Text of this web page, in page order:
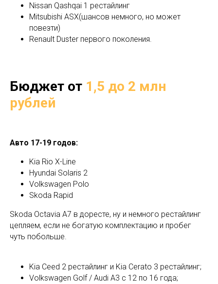
Nissan Qashqai 1 рестайлинг
Mitsubishi ASX(шансов немного, но может
повезти)
Renault Duster первого поколения.
Бюджет от 1,5 до 2 млн
рублей
Авто 17-19 годов:
Kia Rio X-Line
Hyundai Solaris 2
Volkswagen Polo
Skoda Rapid
Skoda Octavia А7 в доресте, ну и немного рестайлинг
цепляем, если не богатую комплектацию и пробег
чуть побольше.
Kia Ceed 2 рестайлинг и Kia Cerato 3 рестайлинг;
Volkswagen Golf / Audi A3 с 12 по 16 года;